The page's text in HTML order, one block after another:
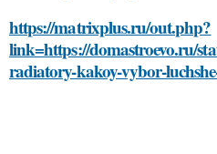
https://matrixplus.ru/out.php?
link=https://domastroevo.ru/
radiatory-kakoy-vybor-